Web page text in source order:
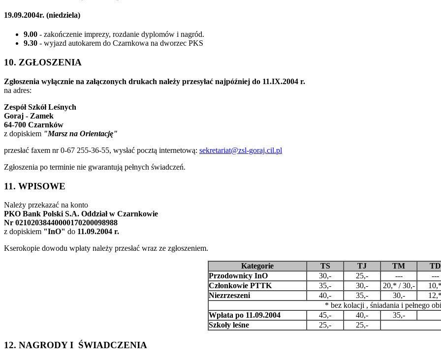
19.09.2004r. (niedziela)
9.00 - zakończenie imprezy, rozdanie dyplomów i nagród.
9.30 - wyjazd autokarem do Czarnkowa na dworzec PKS
10. ZGŁOSZENIA
Zgłoszenia wyłącznie na załączonych drukach należy przesyłać najpóźniej do 11.IX.2004 r.
na adres:
Zespół Szkół Leśnych
Goraj - Zamek
64-700 Czarnków
z dopiskiem "Marsz na Orientację"
przesłać faxem nr 0-67 255-36-55, wysłać pocztą internetową: sekretariat@zsl-goraj.cil.pl
Zgłoszenia po terminie nie gwarantują pełnych świadczeń.
11. WPISOWE
Należy przekazać na konto
PKO Bank Polski S.A. Oddział w Czarnkowie
Nr 02102038440000170200098988
z dopiskiem "InO" do 11.09.2004 r.
Kserokopie dowodu wpłaty należy przesłać wraz ze zgłoszeniem.
Kategorie TS TJ TM
TD
Przodownicy InO
30,- 25,- ---
---
Członkowie PTTK
35,- 30,- 20,* / 30,-
10,*
Niezrzeszeni
40,- 35,- 30,-
12,*
* bez kolacji , śniadania i pełnego
Wpłata po 11.09.2004
45,- 40,-
35,-
Szkoły leśne
25,- 25,-
12. NAGRODY I ŚWIADCZENIA